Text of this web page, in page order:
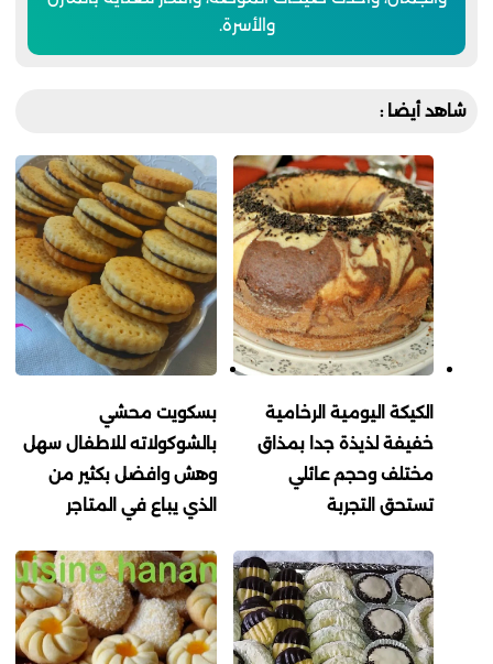
والأسرة.
شاهد أيضا :
الكيكة اليومية الرخامية
خفيفة لذيذة جدا بمذاق
مختلف وحجم عائلي
تستحق التجربة
بسكويت محشي
بالشوكولاته للاطفال سهل
وهش وافضل بكثير من
الذي يباع في المتاجر